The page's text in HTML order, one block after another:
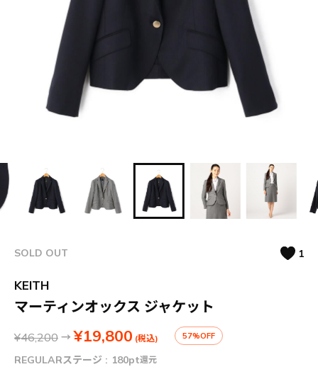
SOLD OUT 1
KEITH
マーティンオックス ジャケット
¥46,200 → ¥19,800 (税込) 57%OFF
REGULARステージ : 180pt還元